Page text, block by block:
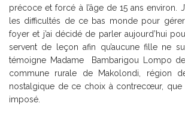
précoce et forcé à l’âge de 15 ans environ.
les difficultés de ce bas monde pour
foyer et j’ai décidé de parler aujourd’hui
servent de leçon afin qu’aucune fille ne
témoigne Madame Bambarigou Lompo
commune rurale de Makolondi, région
nostalgique de ce choix à contrecœur, que
imposé.